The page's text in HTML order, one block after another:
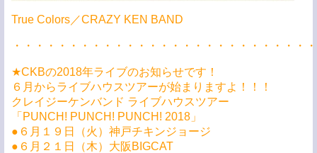
True Colors／CRAZY KEN BAND
・・・・・・・・・・・・・・・・・・・・・・・・・・
★CKBの2018年ライブのお知らせです！
６月からライブハウスツアーが始まりますよ！！！
クレイジーケンバンド ライブハウスツアー
「PUNCH! PUNCH! PUNCH! 2018」
●６月１９日（火）神戸チキンジョージ
●６月２１日（木）大阪BIGCAT